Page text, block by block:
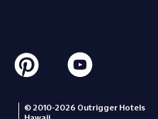
© 2010-2026 Outrigger Hotels